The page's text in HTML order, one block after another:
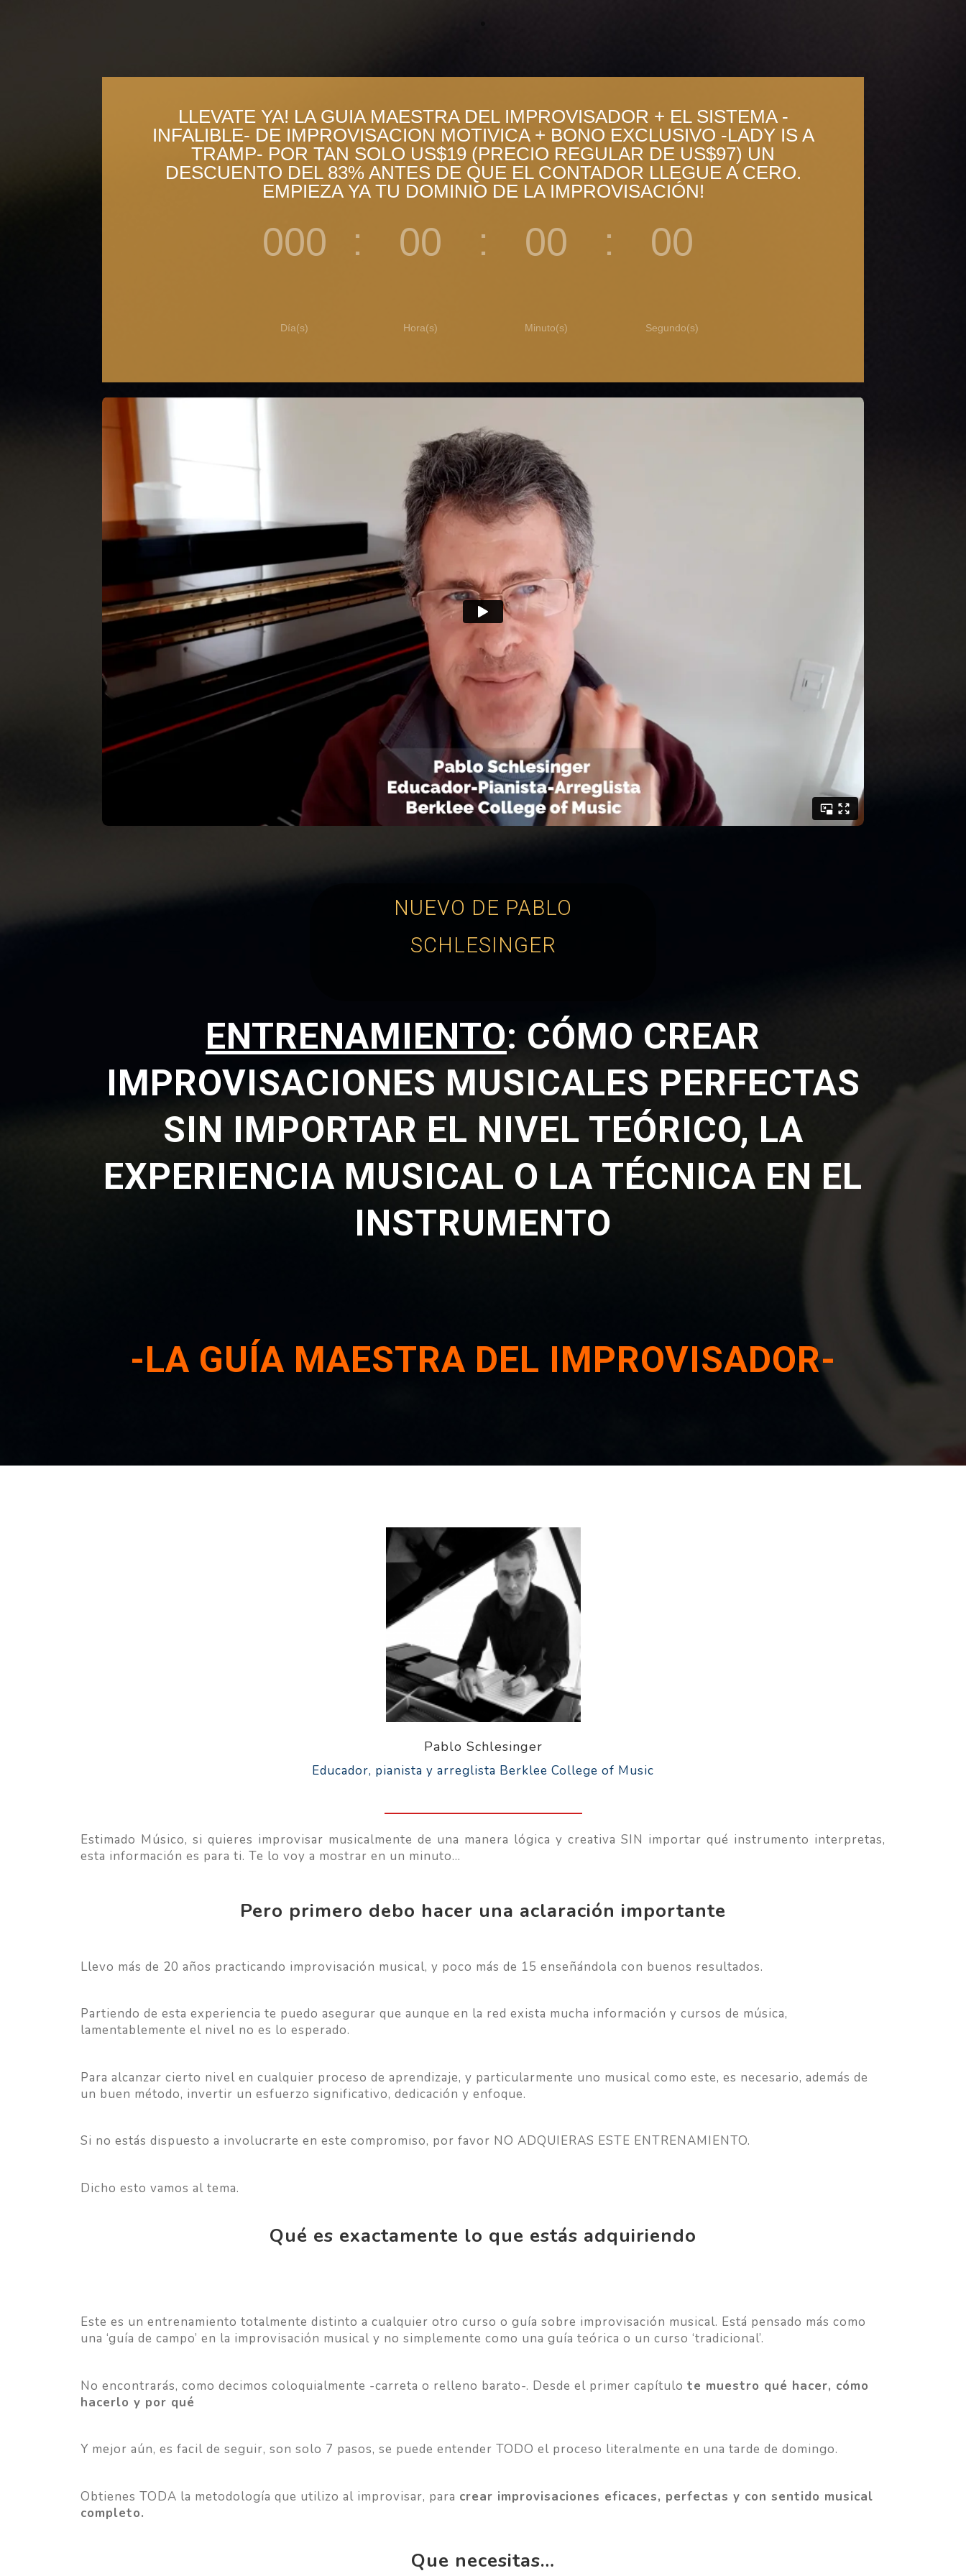
LLEVATE YA! LA GUIA MAESTRA DEL IMPROVISADOR + EL SISTEMA -
INFALIBLE- DE IMPROVISACION MOTIVICA + BONO EXCLUSIVO -LADY IS A
TRAMP- POR TAN SOLO US$19 (PRECIO REGULAR DE US$97) UN
DESCUENTO DEL 83% ANTES DE QUE EL CONTADOR LLEGUE A CERO.
EMPIEZA YA TU DOMINIO DE LA IMPROVISACIÓN!
000
Día(s)
: 00
Hora(s)
: 00
Minuto(s)
: 00
Segundo(s)
NUEVO DE PABLO
SCHLESINGER
ENTRENAMIENTO: CÓMO CREAR
IMPROVISACIONES MUSICALES PERFECTAS
SIN IMPORTAR EL NIVEL TEÓRICO, LA
EXPERIENCIA MUSICAL O LA TÉCNICA EN EL
INSTRUMENTO
-LA GUÍA MAESTRA DEL IMPROVISADOR-
Pablo Schlesinger
Educador, pianista y arreglista Berklee College of Music
Estimado Músico, si quieres improvisar musicalmente de una manera lógica y creativa SIN importar qué instrumento interpretas,
esta información es para ti. Te lo voy a mostrar en un minuto…
Pero primero debo hacer una aclaración importante
Llevo más de 20 años practicando improvisación musical, y poco más de 15 enseñándola con buenos resultados.
Partiendo de esta experiencia te puedo asegurar que aunque en la red exista mucha información y cursos de música,
lamentablemente el nivel no es lo esperado.
Para alcanzar cierto nivel en cualquier proceso de aprendizaje, y particularmente uno musical como este, es necesario, además de
un buen método, invertir un esfuerzo significativo, dedicación y enfoque.
Si no estás dispuesto a involucrarte en este compromiso, por favor NO ADQUIERAS ESTE ENTRENAMIENTO.
Dicho esto vamos al tema.
Qué es exactamente lo que estás adquiriendo
Este es un entrenamiento totalmente distinto a cualquier otro curso o guía sobre improvisación musical. Está pensado más como
una ‘guía de campo’ en la improvisación musical y no simplemente como una guía teórica o un curso ‘tradicional’.
No encontrarás, como decimos coloquialmente -carreta o relleno barato-. Desde el primer capítulo te muestro qué hacer, cómo
hacerlo y por qué
Y mejor aún, es facil de seguir, son solo 7 pasos, se puede entender TODO el proceso literalmente en una tarde de domingo.
Obtienes TODA la metodología que utilizo al improvisar, para crear improvisaciones eficaces, perfectas y con sentido musical
completo.
Que necesitas…